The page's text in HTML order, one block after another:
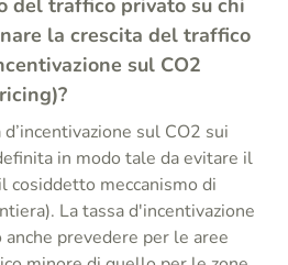
del traffico privato su chi
la crescita del traffico
sul CO2
sul CO2 sui
in modo tale da evitare il
cosiddetto meccanismo di
La tassa d'incentivazione
prevedere per le aree